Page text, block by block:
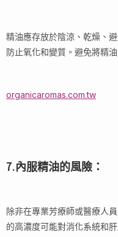
精油應存放於陰涼、乾燥、
防止氧化和變質。避免將精
organicaromas.com.tw
7.內服精油的風險：
除非在專業芳療師或醫療人
的高濃度可能對消化系統和